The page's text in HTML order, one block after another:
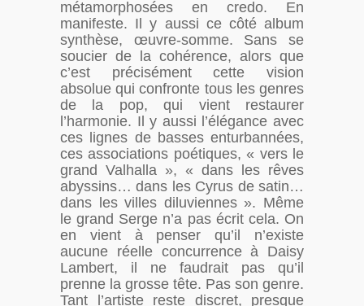
métamorphosées en credo. En
manifeste. Il y aussi ce côté album
synthèse, œuvre-somme. Sans se
soucier de la cohérence, alors que
c’est précisément cette vision
absolue qui confronte tous les genres
de la pop, qui vient restaurer
l’harmonie. Il y aussi l’élégance avec
ces lignes de basses enturbannées,
ces associations poétiques, « vers le
grand Valhalla », « dans les rêves
abyssins… dans les Cyrus de satin…
dans les villes diluviennes ». Même
le grand Serge n’a pas écrit cela. On
en vient à penser qu’il n’existe
aucune réelle concurrence à Daisy
Lambert, il ne faudrait pas qu’il
prenne la grosse tête. Pas son genre.
Tant l’artiste reste discret, presque